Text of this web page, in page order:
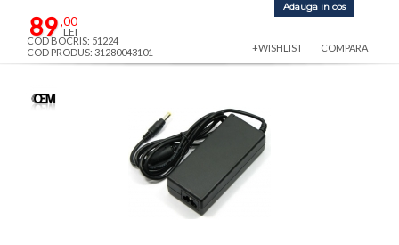
89,00
LEI
Adauga in cos
COD BOCRIS: 51224
COD PRODUS: 31280043101
+WISHLIST COMPARA